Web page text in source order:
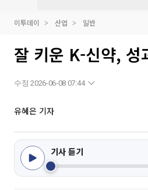
이투데이 산업 일반
잘 키운 K-신약, 성
수정 2026-06-08 07:44
유혜은 기자
기사 듣기